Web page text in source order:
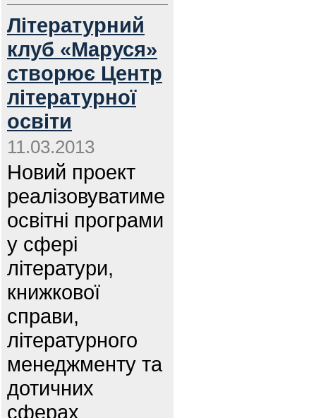
Літературний
клуб «Маруся»
створює Центр
літературної
освіти
11.03.2013
Новий проект
реалізовуватиме
освітні програми
у сфері
літератури,
книжкової
справи,
літературного
менеджменту та
дотичних
сферах